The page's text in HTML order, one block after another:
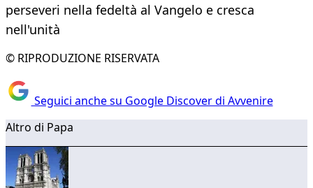
perseveri nella fedeltà al Vangelo e cresca
nell'unità
© RIPRODUZIONE RISERVATA
Seguici anche su Google Discover di Avvenire
Altro di Papa